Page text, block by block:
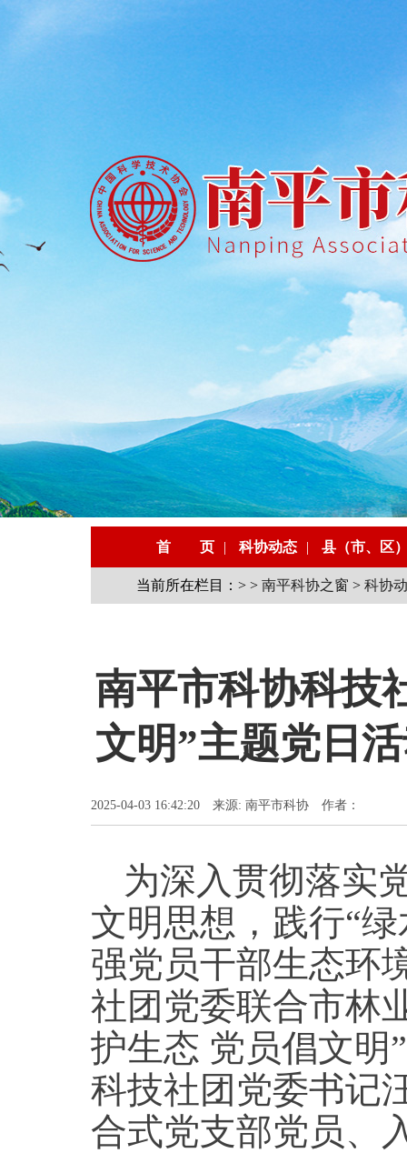
首 页 | 科协动态 | 县（市、区
当前所在栏目：> > 南平科协之窗 > 科协
南平市科协科技
文明”主题党日
2025-04-03 16:42:20 来源: 南平市科协 作者：
为深入贯彻落实
文明思想，践行“
强党员干部生态环
社团党委联合市林
护生态 党员倡文明
科技社团党委书记
合式党支部党员、